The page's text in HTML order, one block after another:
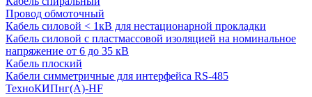
Провод обмоточный
Кабель силовой < 1кВ для нестационарной прокладки
Кабель силовой с пластмассовой изоляцией на номинальное
напряжение от 6 до 35 кВ
Кабель плоский
Кабели симметричные для интерфейса RS-485
ТеxноКИПнг(A)-HF